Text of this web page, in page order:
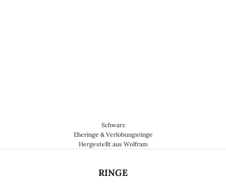
Schwarz
Eheringe & Verlobungsringe
Hergestellt aus Wolfram
RINGE